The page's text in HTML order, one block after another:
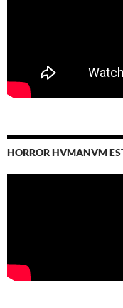
HORROR HVMANVM